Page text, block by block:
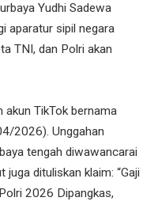
Yudhi Sadewa
aparatur sipil negara
TNI, dan Polri akan
akun TikTok bernama
2026). Unggahan
tengah diwawancarai
dituliskan klaim: “Gaji
2026 Dipangkas,